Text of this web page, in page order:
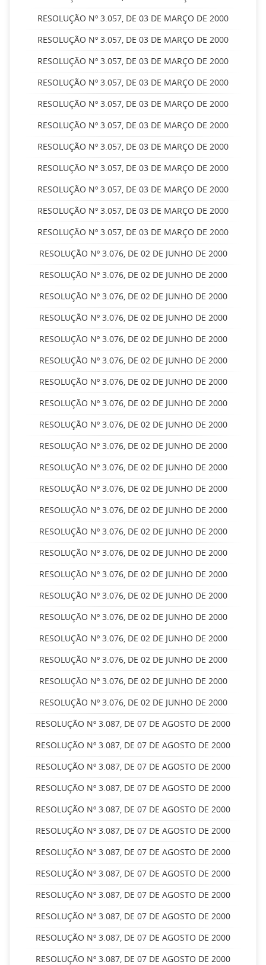
RESOLUÇÃO Nº 3.057, DE 03 DE MARÇO DE 2000
RESOLUÇÃO Nº 3.057, DE 03 DE MARÇO DE 2000
RESOLUÇÃO Nº 3.057, DE 03 DE MARÇO DE 2000
RESOLUÇÃO Nº 3.057, DE 03 DE MARÇO DE 2000
RESOLUÇÃO Nº 3.057, DE 03 DE MARÇO DE 2000
RESOLUÇÃO Nº 3.057, DE 03 DE MARÇO DE 2000
RESOLUÇÃO Nº 3.057, DE 03 DE MARÇO DE 2000
RESOLUÇÃO Nº 3.057, DE 03 DE MARÇO DE 2000
RESOLUÇÃO Nº 3.057, DE 03 DE MARÇO DE 2000
RESOLUÇÃO Nº 3.057, DE 03 DE MARÇO DE 2000
RESOLUÇÃO Nº 3.057, DE 03 DE MARÇO DE 2000
RESOLUÇÃO Nº 3.076, DE 02 DE JUNHO DE 2000
RESOLUÇÃO Nº 3.076, DE 02 DE JUNHO DE 2000
RESOLUÇÃO Nº 3.076, DE 02 DE JUNHO DE 2000
RESOLUÇÃO Nº 3.076, DE 02 DE JUNHO DE 2000
RESOLUÇÃO Nº 3.076, DE 02 DE JUNHO DE 2000
RESOLUÇÃO Nº 3.076, DE 02 DE JUNHO DE 2000
RESOLUÇÃO Nº 3.076, DE 02 DE JUNHO DE 2000
RESOLUÇÃO Nº 3.076, DE 02 DE JUNHO DE 2000
RESOLUÇÃO Nº 3.076, DE 02 DE JUNHO DE 2000
RESOLUÇÃO Nº 3.076, DE 02 DE JUNHO DE 2000
RESOLUÇÃO Nº 3.076, DE 02 DE JUNHO DE 2000
RESOLUÇÃO Nº 3.076, DE 02 DE JUNHO DE 2000
RESOLUÇÃO Nº 3.076, DE 02 DE JUNHO DE 2000
RESOLUÇÃO Nº 3.076, DE 02 DE JUNHO DE 2000
RESOLUÇÃO Nº 3.076, DE 02 DE JUNHO DE 2000
RESOLUÇÃO Nº 3.076, DE 02 DE JUNHO DE 2000
RESOLUÇÃO Nº 3.076, DE 02 DE JUNHO DE 2000
RESOLUÇÃO Nº 3.076, DE 02 DE JUNHO DE 2000
RESOLUÇÃO Nº 3.076, DE 02 DE JUNHO DE 2000
RESOLUÇÃO Nº 3.076, DE 02 DE JUNHO DE 2000
RESOLUÇÃO Nº 3.076, DE 02 DE JUNHO DE 2000
RESOLUÇÃO Nº 3.076, DE 02 DE JUNHO DE 2000
RESOLUÇÃO Nº 3.087, DE 07 DE AGOSTO DE 2000
RESOLUÇÃO Nº 3.087, DE 07 DE AGOSTO DE 2000
RESOLUÇÃO Nº 3.087, DE 07 DE AGOSTO DE 2000
RESOLUÇÃO Nº 3.087, DE 07 DE AGOSTO DE 2000
RESOLUÇÃO Nº 3.087, DE 07 DE AGOSTO DE 2000
RESOLUÇÃO Nº 3.087, DE 07 DE AGOSTO DE 2000
RESOLUÇÃO Nº 3.087, DE 07 DE AGOSTO DE 2000
RESOLUÇÃO Nº 3.087, DE 07 DE AGOSTO DE 2000
RESOLUÇÃO Nº 3.087, DE 07 DE AGOSTO DE 2000
RESOLUÇÃO Nº 3.087, DE 07 DE AGOSTO DE 2000
RESOLUÇÃO Nº 3.087, DE 07 DE AGOSTO DE 2000
RESOLUÇÃO Nº 3.087, DE 07 DE AGOSTO DE 2000